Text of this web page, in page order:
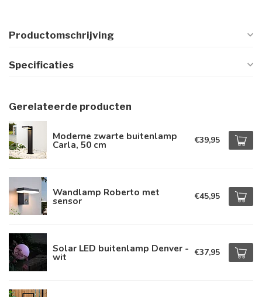
Productomschrijving
Specificaties
Gerelateerde producten
Moderne zwarte buitenlamp
Carla, 50 cm €39,95
Wandlamp Roberto met
sensor €45,95
Solar LED buitenlamp Denver -
wit €37,95